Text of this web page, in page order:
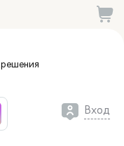
решения
Вход